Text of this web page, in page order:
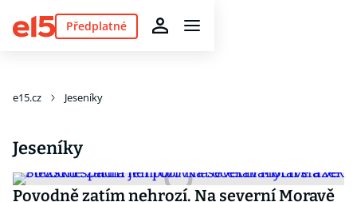
Předplatné
e15.cz Jeseníky
Jeseníky
Povodně zatím nehrozí. Na severní Moravě